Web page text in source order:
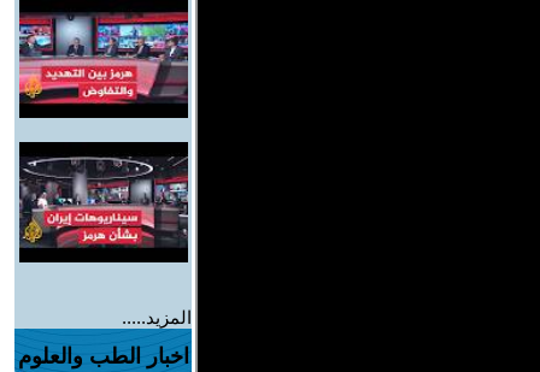
المزيد.....
اخبار الطب والعلوم